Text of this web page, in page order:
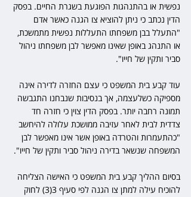
נפשית או בהתנהגות הפוגעת בשגרת החיים. בפסק
הדין נכתב כי ניתן להוציא צו הגנה כאשר אדם
"התעלל בבן משפחתו התעללות נפשית מתמשכת,
או התנהג באופן שאינו מאפשר לבן משפחתו ניהול
סביר ותקין של חייו".
עוד קבע בית המשפט כי עצם החזרה לדירה אינה
מספיקה כשלעצמה, אך בנסיבות שנבחנו התגבשה
תמונה רחבה יותר. בפסק הדין צוין כי חזרה חד
צדדית לבית לאחר עזיבה ממושכת עלולה להיחשב
"כהתעמרות והטרדה באופן אשר אינו מאפשר לבן
המשפחה שנשאר בדירה ניהול סביר ותקין של חייו".
בסיום ההליך קבע בית המשפט כי האישה הצליחה
להוכיח עילה למתן צו הגנה לפי סעיף 3(3) לחוק